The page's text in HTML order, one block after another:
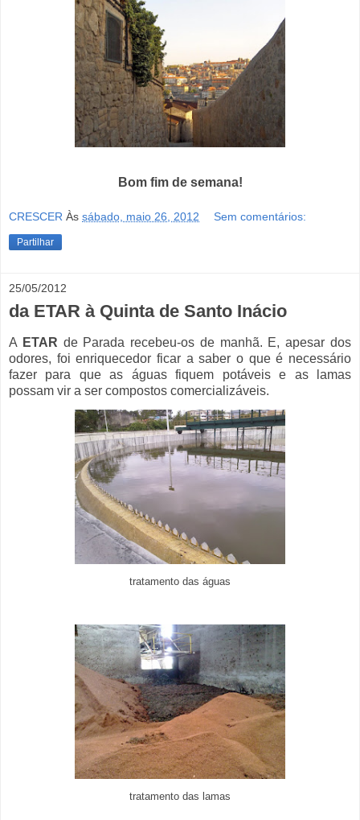
Bom fim de semana!
CRESCER Às sábado, maio 26, 2012 Sem comentários:
Partilhar
25/05/2012
da ETAR à Quinta de Santo Inácio
A ETAR de Parada recebeu-os de manhã. E, apesar dos
odores, foi enriquecedor ficar a saber o que é necessário
fazer para que as águas fiquem potáveis e as lamas
possam vir a ser compostos comercializáveis.
tratamento das águas
tratamento das lamas